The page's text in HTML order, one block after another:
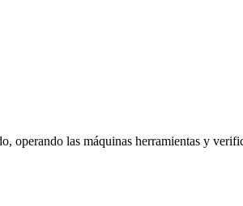
operando las máquinas herramientas y